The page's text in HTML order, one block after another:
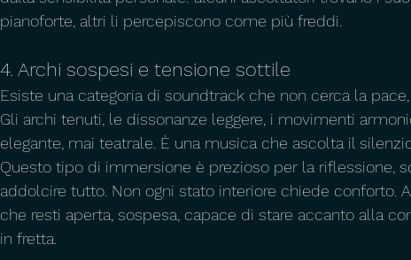
pianoforte, altri li percepiscono come più freddi.
4. Archi sospesi e tensione sottile
Esiste una categoria di soundtrack che non cerca la
Gli archi tenuti, le dissonanze leggere, i movimenti
elegante, mai teatrale. È una musica che ascolta il
Questo tipo di immersione è prezioso per la riflessione,
addolcire tutto. Non ogni stato interiore chiede conforto.
che resti aperta, sospesa, capace di stare accanto alla
in fretta.